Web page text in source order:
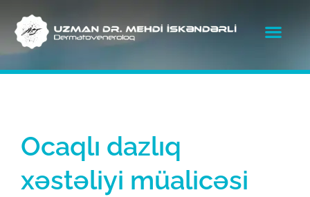
Ocaqlı dazlıq
xəstəliyi müalicəsi